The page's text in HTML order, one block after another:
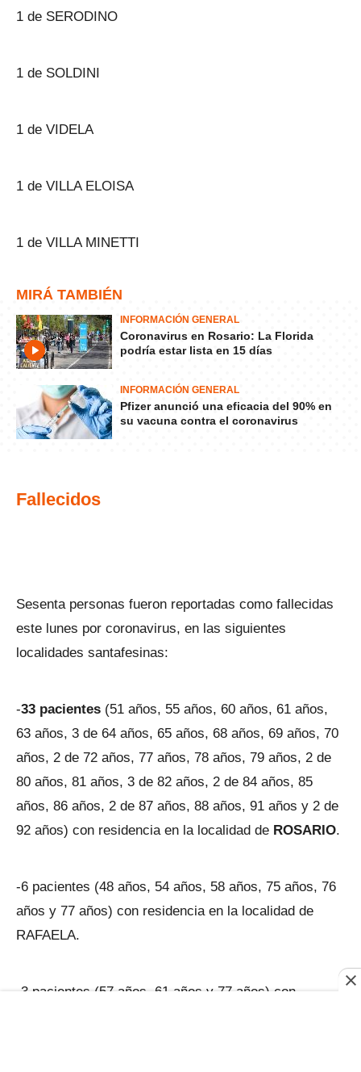
1 de SERODINO
1 de SOLDINI
1 de VIDELA
1 de VILLA ELOISA
1 de VILLA MINETTI
MIRÁ TAMBIÉN
INFORMACIÓN GENERAL
Coronavirus en Rosario: La Florida
podría estar lista en 15 días
INFORMACIÓN GENERAL
Pfizer anunció una eficacia del 90% en
su vacuna contra el coronavirus
Fallecidos
Sesenta personas fueron reportadas como fallecidas
este lunes por coronavirus, en las siguientes
localidades santafesinas:
-33 pacientes (51 años, 55 años, 60 años, 61 años,
63 años, 3 de 64 años, 65 años, 68 años, 69 años, 70
años, 2 de 72 años, 77 años, 78 años, 79 años, 2 de
80 años, 81 años, 3 de 82 años, 2 de 84 años, 85
años, 86 años, 2 de 87 años, 88 años, 91 años y 2 de
92 años) con residencia en la localidad de ROSARIO.
-6 pacientes (48 años, 54 años, 58 años, 75 años, 76
años y 77 años) con residencia en la localidad de
RAFAELA.
-3 pacientes (57 años, 61 años y 77 años) con